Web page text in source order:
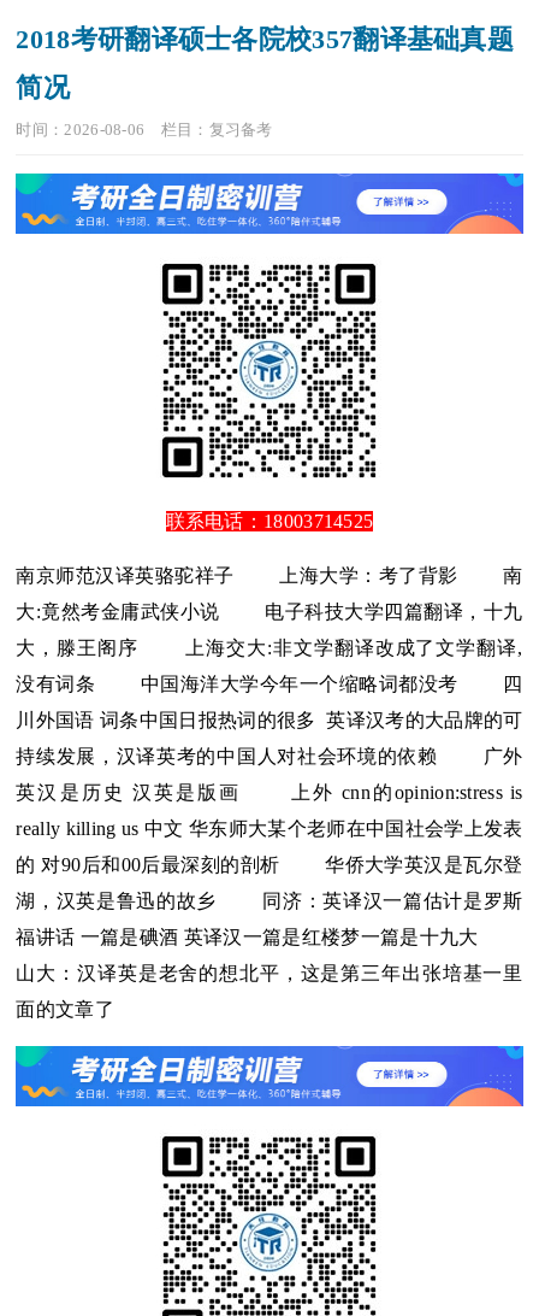
2018考研翻译硕士各院校357翻译基础真题
简况
时间：2026-08-06 栏目： 复习备考
联系电话：18003714525
南京师范汉译英骆驼祥子 上海大学：考了背影
南
大:竟然考金庸武侠小说
电子科技大学四篇翻译，十九
大，滕王阁序
上海交大:非文学翻译改成了文学翻译,
没有词条
中国海洋大学今年一个缩略词都没考
四
川外国语 词条中国日报热词的很多 英译汉考的大品牌的可
持续发展，汉译英考的中国人对社会环境的依赖
广外
英汉是历史 汉英是版画
上外 cnn的opinion:stress is
really killing us 中文 华东师大某个老师在中国社会学上发表
的 对90后和00后最深刻的剖析
华侨大学英汉是瓦尔登
湖，汉英是鲁迅的故乡
同济：英译汉一篇估计是罗斯
福讲话 一篇是碘酒 英译汉一篇是红楼梦一篇是十九大
山大：汉译英是老舍的想北平，这是第三年出张培基一里
面的文章了